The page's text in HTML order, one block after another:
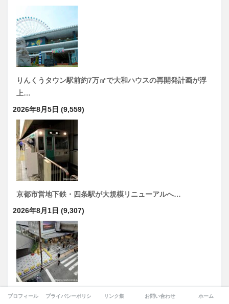
りんくうタウン駅前約7万㎡で大和ハウスの再開発計画が浮
上…
2026年8月5日 (9,559)
京都市営地下鉄・四条駅が大規模リニューアルへ…
2026年8月1日 (9,307)
大阪駅「排除アート」炎上は何だったのか？本当に危険だっ
プロフィール プライバシーポリシー リンク集 お問い合わせ ホーム